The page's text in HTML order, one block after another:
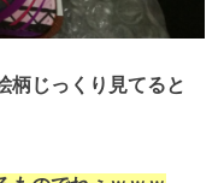
柄じっくり見てると